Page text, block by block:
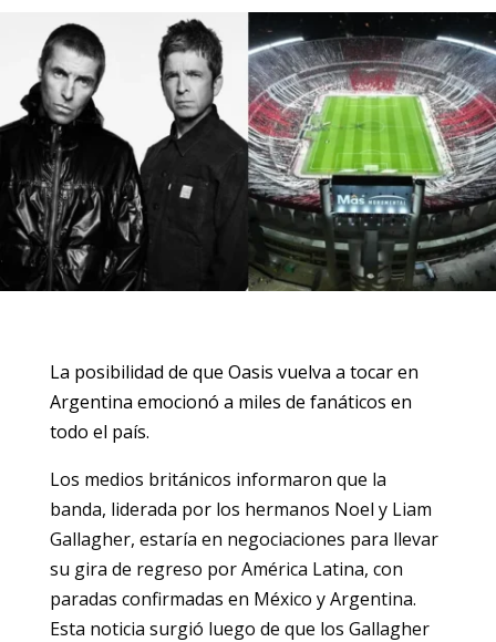
La posibilidad de que Oasis vuelva a tocar en
Argentina emocionó a miles de fanáticos en
todo el país.
Los medios británicos informaron que la
banda, liderada por los hermanos Noel y Liam
Gallagher, estaría en negociaciones para llevar
su gira de regreso por América Latina, con
paradas confirmadas en México y Argentina.
Esta noticia surgió luego de que los Gallagher